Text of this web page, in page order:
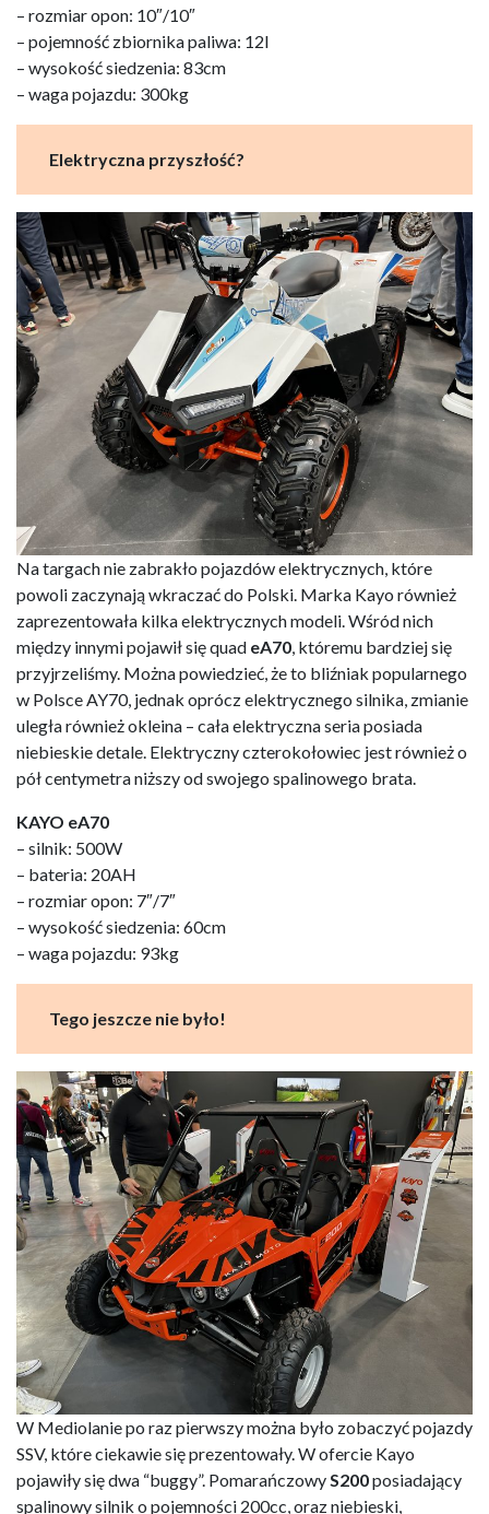
– rozmiar opon: 10″/10″
– pojemność zbiornika paliwa: 12l
– wysokość siedzenia: 83cm
– waga pojazdu: 300kg
Elektryczna przyszłość?
Na targach nie zabrakło pojazdów elektrycznych, które
powoli zaczynają wkraczać do Polski. Marka Kayo również
zaprezentowała kilka elektrycznych modeli. Wśród nich
między innymi pojawił się quad eA70, któremu bardziej się
przyjrzeliśmy. Można powiedzieć, że to bliźniak popularnego
w Polsce AY70, jednak oprócz elektrycznego silnika, zmianie
uległa również okleina – cała elektryczna seria posiada
niebieskie detale. Elektryczny czterokołowiec jest również o
pół centymetra niższy od swojego spalinowego brata.
KAYO eA70
– silnik: 500W
– bateria: 20AH
– rozmiar opon: 7″/7″
– wysokość siedzenia: 60cm
– waga pojazdu: 93kg
Tego jeszcze nie było!
W Mediolanie po raz pierwszy można było zobaczyć pojazdy
SSV, które ciekawie się prezentowały. W ofercie Kayo
pojawiły się dwa “buggy”. PomarańczowyS200posiadający
spalinowy silnik o pojemności 200cc, oraz niebieski,